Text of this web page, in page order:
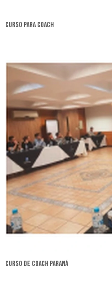
curso para coach
curso de coach Paraná